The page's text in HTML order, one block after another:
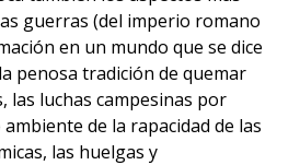
guerras (del imperio romano
en un mundo que se dice
penosa tradición de quemar
las luchas campesinas por
de la rapacidad de las
las huelgas y